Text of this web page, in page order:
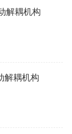
解耦机构
解耦机构